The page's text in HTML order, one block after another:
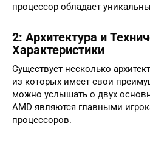
процессор обладает
2: Архитектура и
Характеристики
Существует несколько
из которых имеет свои
можно услышать о двух
AMD являются главными
процессоров.